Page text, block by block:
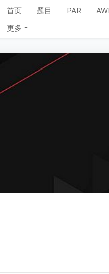
首页 题目 PAR
更多